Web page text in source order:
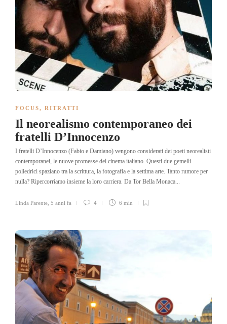
FOCUS, RITRATTI
Il neorealismo contemporaneo dei
fratelli D’Innocenzo
I fratelli D’Innocenzo (Fabio e Damiano) vengono considerati dei poeti neorealisti
contemporanei, le nuove promesse del cinema italiano. Questi due gemelli
poliedrici spaziano tra la scrittura, la fotografia e la settima arte. Tanto rumore per
nulla? Ripercorriamo insieme la loro carriera. Da Tor Bella Monaca...
Linda Parente 5 anni fa 4 6 min